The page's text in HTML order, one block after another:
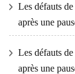
Les défauts
après une
Les défauts
après une